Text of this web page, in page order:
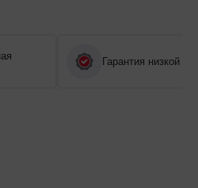
Гарантия низкой